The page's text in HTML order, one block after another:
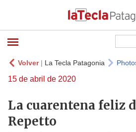
Volver| La Tecla Patagonia
15 de abril de 2020
La cuarentena feliz
Repetto